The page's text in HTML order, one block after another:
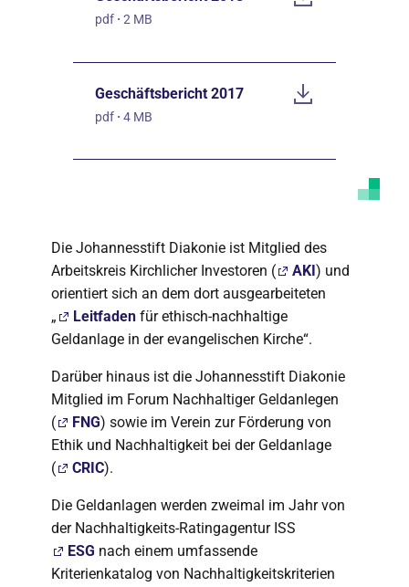
pdf · 2 MB
Geschäftsbericht 2017
pdf · 4 MB
Die Johannesstift Diakonie ist Mitglied des
Arbeitskreis Kirchlicher Investoren (
AKI ) und
orientiert sich an dem dort ausgearbeiteten
„
Leitfaden für ethisch-nachhaltige
Geldanlage in der evangelischen Kirche“.
Darüber hinaus ist die Johannesstift Diakonie
Mitglied im Forum Nachhaltiger Geldanlegen
(
FNG) sowie im Verein zur Förderung von
Ethik und Nachhaltigkeit bei der Geldanlage
(
CRIC).
Die Geldanlagen werden zweimal im Jahr von
der Nachhaltigkeits-Ratingagentur ISS
ESG nach einem umfassende
Kriterienkatalog von Nachhaltigkeitskriterien